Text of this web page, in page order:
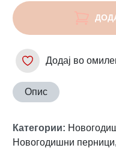
Додај во
Опис
Категории:
Новогодишни перници